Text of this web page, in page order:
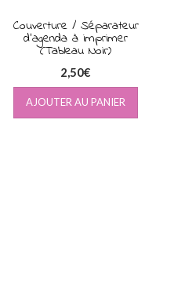
Couverture / Séparateur
d’agenda à imprimer
(Tableau Noir)
2,50€
AJOUTER AU PANIER